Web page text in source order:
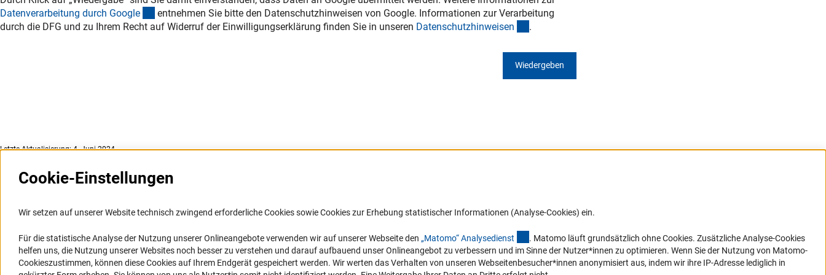
Datenverarbeitung durch Google (externer Link)
entnehmen Sie bitte den Datenschutzhinweisen von Google. Informationen zur Verarbeitung
durch die DFG und zu Ihrem Recht auf Widerruf der Einwilligungserklärung finden Sie in unseren Datenschutzhinweisen .
Wiedergeben
Letzte Aktualisierung: 4. Juni 2024
Informationssysteme
Portal Wissenschaftliche Integrität
GEPRIS
GEPRIS historisch
FAQ
Karriere
Logo und Corporate Design
mit Behinderungen
Erklärung zur Barrierefreiheit
Barriere melden
in Ihr Mailpostfach oder schauen Sie sich
die Ausgaben online an.
Cookie-Einstellungen
Wir setzen auf unserer Website technisch zwingend erforderliche Cookies sowie Cookies zur Erhebung statistischer Informationen (Analyse-Cookies) ein.
Für die statistische Analyse der Nutzung unserer Onlineangebote verwenden wir auf unserer Webseite den „Matomo“ Analysedienst (externer Link)
. Matomo läuft grundsätzlich ohne Cookies. Zusätzliche Analyse-Cookies
helfen uns, die Nutzung unserer Websites noch besser zu verstehen und darauf aufbauend unser Onlineangebot zu verbessern und im Sinne der Nutzer*innen zu optimieren. Wenn Sie der Nutzung von Matomo-
Cookieszustimmen, können diese Cookies auf Ihrem Endgerät gespeichert werden. Wir werten das Verhalten von unseren Webseitenbesucher*innen anonymisiert aus, indem wir ihre IP-Adresse lediglich in